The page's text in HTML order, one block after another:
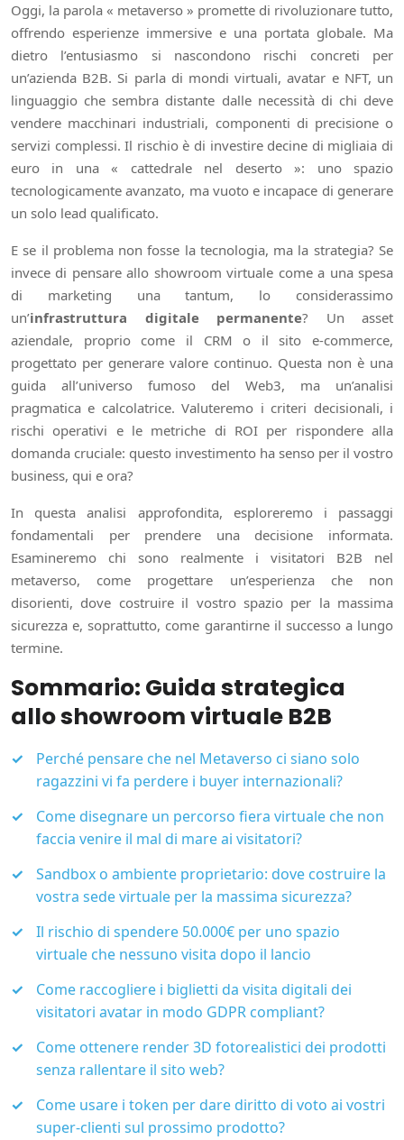
Oggi, la parola « metaverso » promette di rivoluzionare tutto,
offrendo esperienze immersive e una portata globale. Ma
dietro l’entusiasmo si nascondono rischi concreti per
un’azienda B2B. Si parla di mondi virtuali, avatar e NFT, un
linguaggio che sembra distante dalle necessità di chi deve
vendere macchinari industriali, componenti di precisione o
servizi complessi. Il rischio è di investire decine di migliaia di
euro in una « cattedrale nel deserto »: uno spazio
tecnologicamente avanzato, ma vuoto e incapace di generare
un solo lead qualificato.
E se il problema non fosse la tecnologia, ma la strategia? Se
invece di pensare allo showroom virtuale come a una spesa
di marketing una tantum, lo considerassimo
un’infrastruttura digitale permanente? Un asset
aziendale, proprio come il CRM o il sito e-commerce,
progettato per generare valore continuo. Questa non è una
guida all’universo fumoso del Web3, ma un’analisi
pragmatica e calcolatrice. Valuteremo i criteri decisionali, i
rischi operativi e le metriche di ROI per rispondere alla
domanda cruciale: questo investimento ha senso per il vostro
business, qui e ora?
In questa analisi approfondita, esploreremo i passaggi
fondamentali per prendere una decisione informata.
Esamineremo chi sono realmente i visitatori B2B nel
metaverso, come progettare un’esperienza che non
disorienti, dove costruire il vostro spazio per la massima
sicurezza e, soprattutto, come garantirne il successo a lungo
termine.
Sommario: Guida strategica
allo showroom virtuale B2B
Perché pensare che nel Metaverso ci siano solo
ragazzini vi fa perdere i buyer internazionali?
Come disegnare un percorso fiera virtuale che non
faccia venire il mal di mare ai visitatori?
Sandbox o ambiente proprietario: dove costruire la
vostra sede virtuale per la massima sicurezza?
Il rischio di spendere 50.000€ per uno spazio
virtuale che nessuno visita dopo il lancio
Come raccogliere i biglietti da visita digitali dei
visitatori avatar in modo GDPR compliant?
Come ottenere render 3D fotorealistici dei prodotti
senza rallentare il sito web?
Come usare i token per dare diritto di voto ai vostri
super-clienti sul prossimo prodotto?